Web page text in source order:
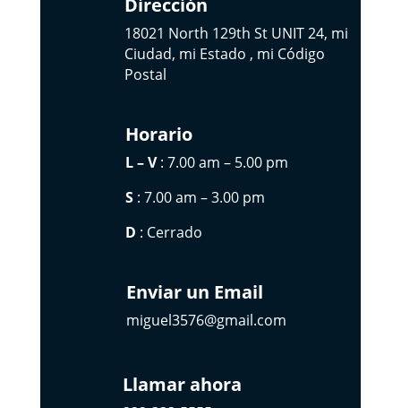
Dirección
18021 North 129th St UNIT 24, mi
Ciudad, mi Estado , mi Código
Postal
Horario
L – V: 7.00 am – 5.00 pm
S: 7.00 am – 3.00 pm
D : Cerrado
Enviar un Email
miguel3576@gmail.com
Llamar ahora